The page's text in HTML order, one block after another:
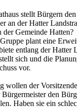
stellt Bür­gern
an der Hat­ter
Gemein­de Hat­ten?
plant eine
ent­lang der Hat­ter
sich und die
vor.
wol­len der
den
Haben sie ein